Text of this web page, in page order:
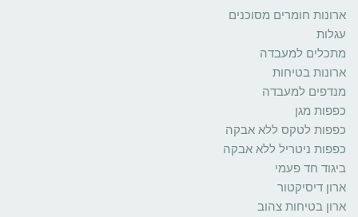
ארונות חומרים מסוכנים
עגלות
מתכלים למעבדה
ארונות בטיחות
מנדפים למעבדה
כפפות מגן
כפפות לטקס ללא אבקה
כפפות ניטריל ללא אבקה
ביגוד חד פעמי
ארון דיסיקטור
ארון בטיחות צהוב